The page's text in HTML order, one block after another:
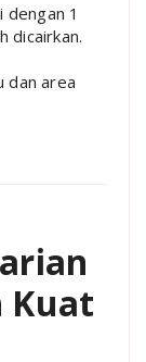
dengan 1
dicairkan.
dan area
Kuat